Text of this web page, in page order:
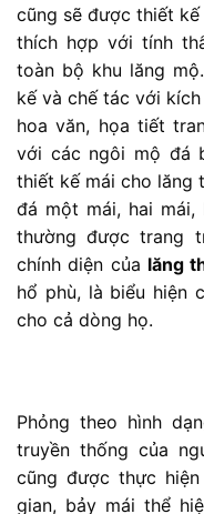
cũng sẽ được thiết
thích hợp với tính
toàn bộ khu lăng
kế và chế tác với
hoa văn, họa tiết
với các ngôi mộ đá
thiết kế mái cho lăng
đá một mái, hai
thường được trang
chính diện của lăng
hổ phù, là biểu hiện
cho cả dòng họ.
Phỏng theo hình
truyền thống của
cũng được thực
gian, bảy mái thể